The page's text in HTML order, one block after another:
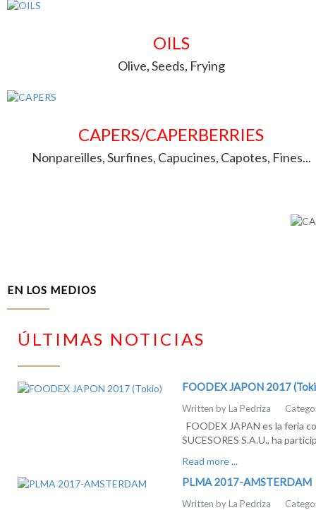
OILS
Olive, Seeds, Frying
CAPERS/CAPERBERRIES
Nonpareilles, Surfines, Capucines, Capotes, Fines...
EN LOS MEDIOS
ÚLTIMAS NOTICIAS
FOODEX JAPON 2017
Written by La Pedriza
FOODEX JAPAN es la feria
SUCESORES S.A.U., ha
Read more ...
PLMA 2017-AMSTERDAM
Written by La Pedriza